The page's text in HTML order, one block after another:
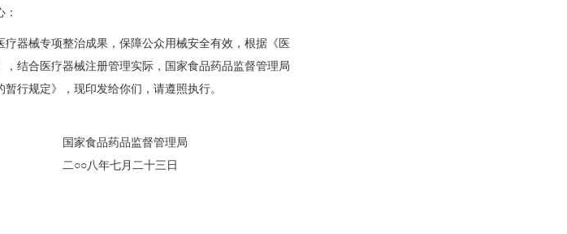
器械专项整治成果，保障公众用械安全有效，根据《医
结合医疗器械注册管理实际，国家食品药品监督管理局
行规定》，现印发给你们，请遵照执行。
督管理局
二十三日